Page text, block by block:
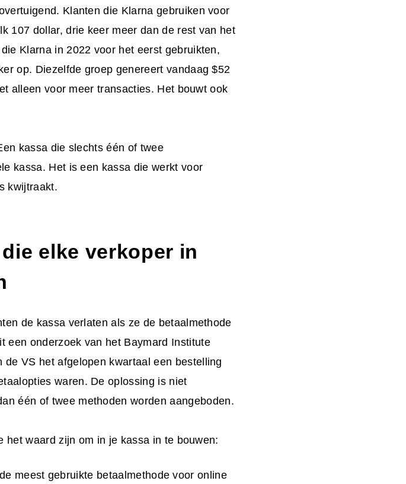
Klanten die Klarna gebruiken voor
107 dollar, drie keer meer dan de rest van het
Klarna in 2022 voor het eerst gebruikten,
op. Diezelfde groep genereert vandaag $52
alleen voor meer transacties. Het bouwt ook
kassa die slechts één of twee
kassa. Het is een kassa die werkt voor
kwijtraakt.
elke verkoper in
de kassa verlaten als ze de betaalmethode
een onderzoek van het Baymard Institute
VS het afgelopen kwartaal een bestelling
waren. De oplossing is niet
één of twee methoden worden aangeboden.
waard zijn om in je kassa in te bouwen:
meest gebruikte betaalmethode voor online